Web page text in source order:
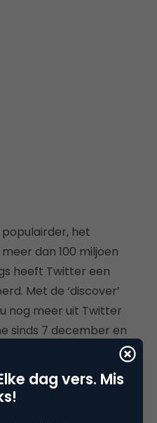
het
dan 100 miljoen
heeft Twitter een
Met de ‘discover’
nog meer uit Twitter
sinds 7 december en
te bekijken voor
nog niet besloten of je
dag vers. Mis